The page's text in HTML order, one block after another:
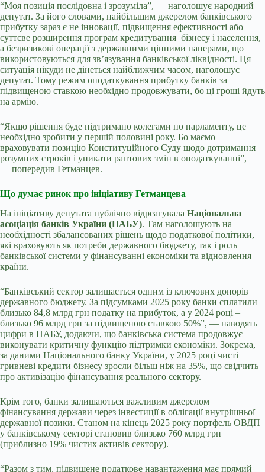
“Моя позиція послідовна і зрозуміла”, — наголошує народний
депутат. За його словами, найбільшим джерелом банківського
прибутку зараз є не інновації, підвищення ефективності або
суттєве розширення програм кредитування бізнесу і населення,
а безризикові операції з державними цінними паперами, що
використовуються для зв’язування банківської ліквідності. Ця
ситуація нікуди не дінеться найближчим часом, наголошує
депутат. Тому режим оподаткування прибутку банків за
підвищеною ставкою необхідно продовжувати, бо ці гроші йдуть
на армію.
“Якщо рішення буде підтримано колегами по парламенту, це
необхідно зробити у першій половині року. Бо маємо
враховувати позицію Конституційного Суду щодо дотримання
розумних строків і уникати раптових змін в оподаткуванні”,
— попередив Гетманцев.
Що думає ринок про ініціативу Гетманцева
На ініціативу депутата публічно відреагувала Національна
асоціація банків України (НАБУ). Там наголошують на
необхідності збалансованих рішень щодо податкової політики,
які враховують як потреби державного бюджету, так і роль
банківської системи у фінансуванні економіки та відновлення
країни.
“Банківський сектор залишається одним із ключових донорів
державного бюджету. За підсумками 2025 року банки сплатили
близько 84,8 млрд грн податку на прибуток, а у 2024 році –
близько 96 млрд грн за підвищеною ставкою 50%”, — наводять
цифри в НАБУ, додаючи, що банківська система продовжує
виконувати критичну функцію підтримки економіки. Зокрема,
за даними Національного банку України, у 2025 році чисті
гривневі кредити бізнесу зросли більш ніж на 35%, що свідчить
про активізацію фінансування реального сектору.
Крім того, банки залишаються важливим джерелом
фінансування держави через інвестиції в облігації внутрішньої
державної позики. Станом на кінець 2025 року портфель ОВДП
у банківському секторі становив близько 760 млрд грн
(приблизно 19% чистих активів сектору).
“Разом з тим, підвищене податкове навантаження має прямий